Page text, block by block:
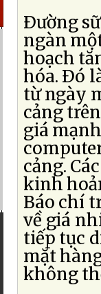
Ðường
ngàn
hoạch
hóa. Ðó
từ ngày
cảng
giá
cảng.
kinh
Báo chí
về giá
tiếp tục
mặt
không